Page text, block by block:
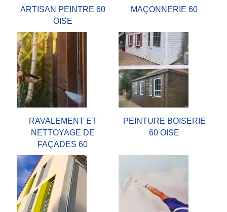
ARTISAN PEINTRE 60
OISE
MAÇONNERIE 60
RAVALEMENT ET
NETTOYAGE DE
FAÇADES 60
PEINTURE BOISERIE
60 OISE